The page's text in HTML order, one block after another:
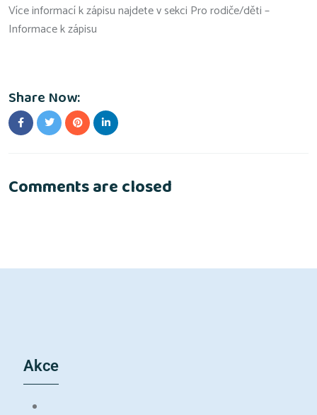
Více informací k zápisu najdete v sekci Pro rodiče/děti –
Informace k zápisu
Share Now:
Comments are closed
Akce